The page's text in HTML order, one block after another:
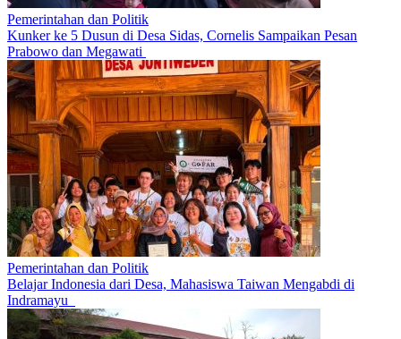
Pemerintahan dan Politik
Kunker ke 5 Dusun di Desa Sidas, Cornelis Sampaikan Pesan
Prabowo dan Megawati
Pemerintahan dan Politik
Belajar Indonesia dari Desa, Mahasiswa Taiwan Mengabdi di
Indramayu